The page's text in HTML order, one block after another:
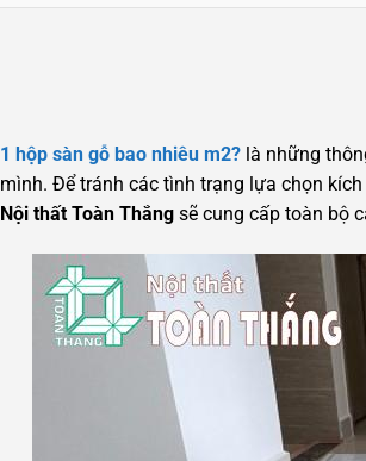
1 hộp sàn gỗ bao nhiêu m2? là những
mình. Để tránh các tình trạng lựa chọn
Nội thất Toàn Thắng sẽ cung cấp toàn bộ